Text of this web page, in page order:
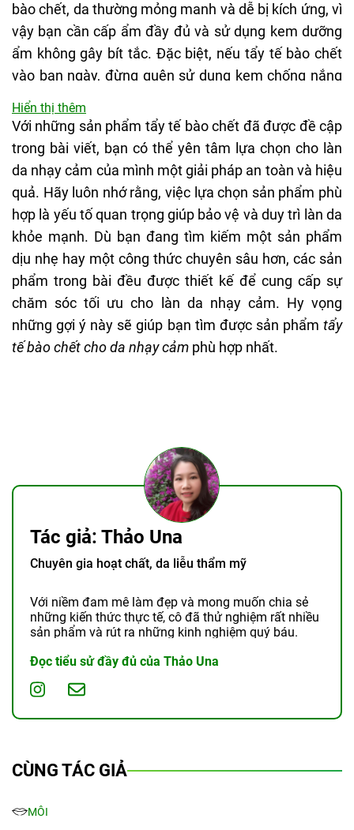
THIẾU SÓT
Một số gặp tình trạng rát nhẹ
Chưa đủ mạnh với da quá nhiều dầu và mụn
PHÙ HỢP CHO
Đặc biệt da thiên khô, da khô
CHẤM ĐIỂM
6.5/10
bào chết, da thường mỏng manh và dễ bị kích ứng, vì
vậy bạn cần cấp ẩm đầy đủ và sử dụng kem dưỡng
ẩm không gây bít tắc. Đặc biệt, nếu tẩy tế bào chết
vào ban ngày, đừng quên sử dụng kem chống nắng
để bảo vệ da khỏi tác hại của tia UV.
Ngừng sử dụng nếu có dấu hiệu kích ứng.
Với những lưu ý trên, bạn có thể chăm sóc da nhạy
cảm hiệu quả mà không gây hại, giúp làn da luôn
khỏe mạnh và sáng mịn.
Hiển thị thêm
Với những sản phẩm tẩy tế bào chết đã được đề cập
trong bài viết, bạn có thể yên tâm lựa chọn cho làn
da nhạy cảm của mình một giải pháp an toàn và hiệu
quả. Hãy luôn nhớ rằng, việc lựa chọn sản phẩm phù
hợp là yếu tố quan trọng giúp bảo vệ và duy trì làn da
khỏe mạnh. Dù bạn đang tìm kiếm một sản phẩm
dịu nhẹ hay một công thức chuyên sâu hơn, các sản
phẩm trong bài đều được thiết kế để cung cấp sự
chăm sóc tối ưu cho làn da nhạy cảm. Hy vọng
những gợi ý này sẽ giúp bạn tìm được sản phẩm tẩy
tế bào chết cho da nhạy cảm phù hợp nhất.
Tác giả: Thảo Una
Chuyên gia hoạt chất, da liễu thẩm mỹ
Với niềm đam mê làm đẹp và mong muốn chia sẻ
những kiến thức thực tế, cô đã thử nghiệm rất nhiều
sản phẩm và rút ra những kinh nghiệm quý báu.
Đọc tiểu sử đầy đủ của Thảo Una
CÙNG TÁC GIẢ
MÔI